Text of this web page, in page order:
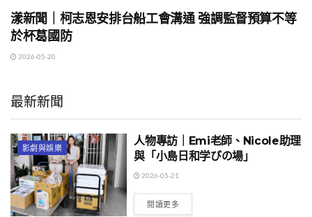
漾新聞｜柯志恩安排台船工會溝通 強調監督預算不等
於杯葛國防
2026-05-20
最新新聞
影劇與娛樂
人物專訪｜Emi老師、Nicole助理
與「小島日和学びの場」
2026-05-21
閱讀更多